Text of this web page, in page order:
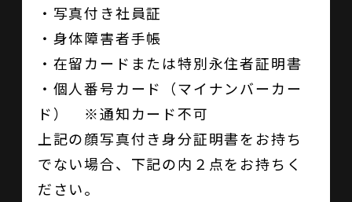
・写真付き社員証
・身体障害者手帳
・在留カードまたは特別永住者証明書
・個人番号カード（マイナンバーカー
ド） ※通知カード不可
上記の顔写真付き身分証明書をお持ち
でない場合、下記の内２点をお持ちく
ださい。